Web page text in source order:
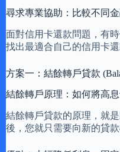
尋求專業協助：比較不同
面對信用卡還款問題，有
找出最適合自己的信用卡
方案一：結餘轉戶貸款
結餘轉戶原理：如何將高
結餘轉戶貸款的原理，就
後，您就只需要向新的貸